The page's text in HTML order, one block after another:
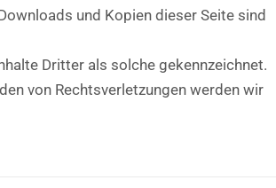
und Kopien dieser Seite sind
Dritter als solche gekennzeichnet.
von Rechtsverletzungen werden wir